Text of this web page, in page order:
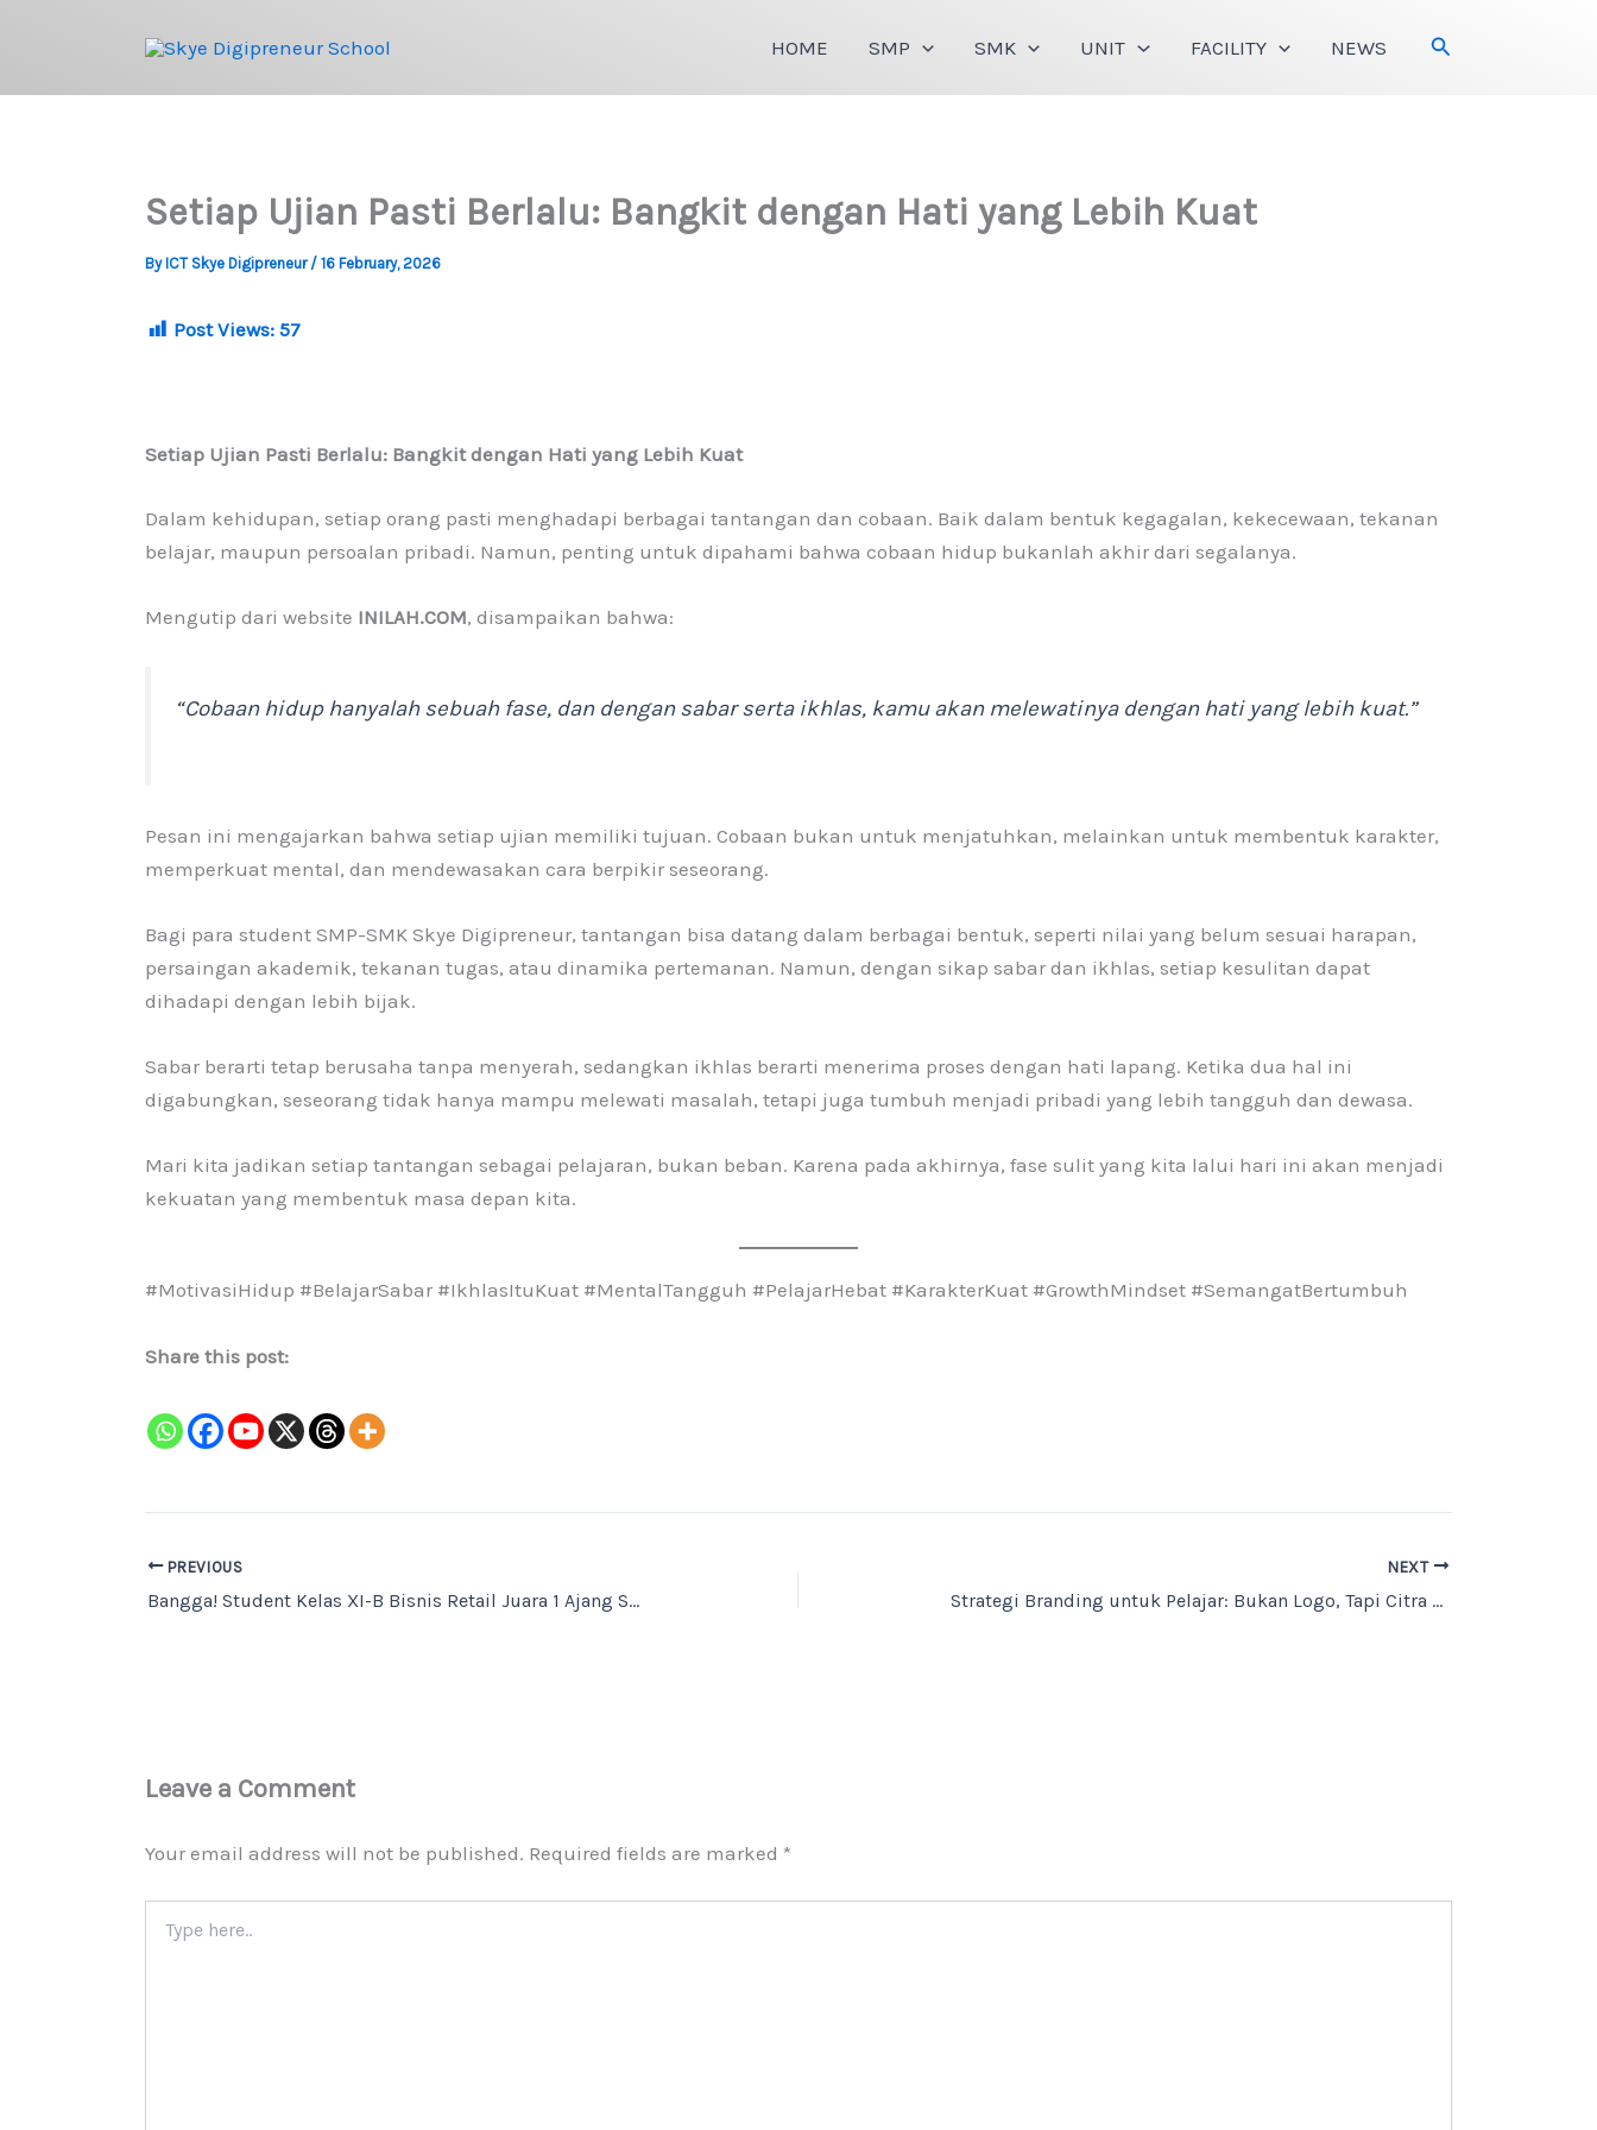
HOME SMP SMK UNIT FACILITY NEWS Search
Setiap Ujian Pasti Berlalu: Bangkit dengan Hati yang Lebih Kuat
By ICT Skye Digipreneur / 16 February, 2026
Post Views: 57
Setiap Ujian Pasti Berlalu: Bangkit dengan Hati yang Lebih Kuat
Dalam kehidupan, setiap orang pasti menghadapi berbagai tantangan dan cobaan. Baik dalam bentuk kegagalan, kekecewaan, tekanan
belajar, maupun persoalan pribadi. Namun, penting untuk dipahami bahwa cobaan hidup bukanlah akhir dari segalanya.
Mengutip dari website INILAH.COM, disampaikan bahwa:
“Cobaan hidup hanyalah sebuah fase, dan dengan sabar serta ikhlas, kamu akan melewatinya dengan hati yang lebih kuat.”
Pesan ini mengajarkan bahwa setiap ujian memiliki tujuan. Cobaan bukan untuk menjatuhkan, melainkan untuk membentuk karakter,
memperkuat mental, dan mendewasakan cara berpikir seseorang.
Bagi para student SMP-SMK Skye Digipreneur, tantangan bisa datang dalam berbagai bentuk, seperti nilai yang belum sesuai harapan,
persaingan akademik, tekanan tugas, atau dinamika pertemanan. Namun, dengan sikap sabar dan ikhlas, setiap kesulitan dapat
dihadapi dengan lebih bijak.
Sabar berarti tetap berusaha tanpa menyerah, sedangkan ikhlas berarti menerima proses dengan hati lapang. Ketika dua hal ini
digabungkan, seseorang tidak hanya mampu melewati masalah, tetapi juga tumbuh menjadi pribadi yang lebih tangguh dan dewasa.
Mari kita jadikan setiap tantangan sebagai pelajaran, bukan beban. Karena pada akhirnya, fase sulit yang kita lalui hari ini akan menjadi
kekuatan yang membentuk masa depan kita.
#MotivasiHidup #BelajarSabar #IkhlasItuKuat #MentalTangguh #PelajarHebat #KarakterKuat #GrowthMindset #SemangatBertumbuh
Share this post:
PREVIOUS
Bangga! Student Kelas XI-B Bisnis Retail Juara 1 Ajang Super Challenge Fighter Reborn 2026
NEXT
Strategi Branding untuk Pelajar: Bukan Logo, Tapi Citra di Benak Konsumen
Leave a Comment
Your email address will not be published. Required fields are marked *
here..